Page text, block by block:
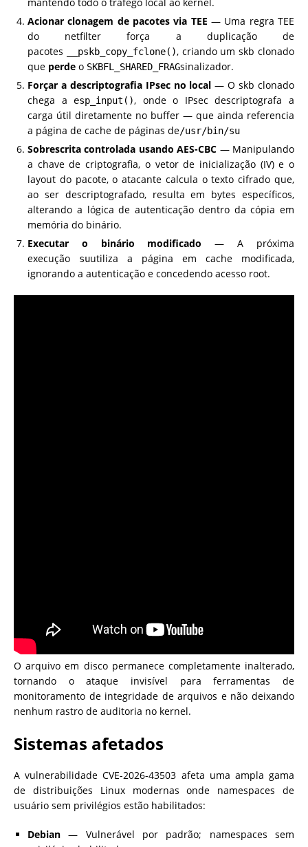
Acionar clonagem de pacotes via TEE — Uma regra TEE
do netfilter força a duplicação de
pacotes
__pskb_copy_fclone(), criando um skb clonado
que perde o SKBFL_SHARED_FRAGsinalizador.
Forçar a descriptografia IPsec no local — O skb clonado
chega a
esp_input(), onde o IPsec descriptografa a
carga útil diretamente no buffer — que ainda referencia
a página de cache de páginas de/usr/bin/su
Sobrescrita controlada usando AES-CBC — Manipulando
a chave de criptografia, o vetor de inicialização (IV) e o
layout do pacote, o atacante calcula o texto cifrado que,
ao ser descriptografado, resulta em bytes específicos,
alterando a lógica de autenticação dentro da cópia em
memória do binário.
Executar o binário modificado — A próxima
execução
suutiliza a página em cache modificada,
ignorando a autenticação e concedendo acesso root.
O arquivo em disco permanece completamente inalterado,
tornando o ataque invisível para ferramentas de
monitoramento de integridade de arquivos e não deixando
nenhum rastro de auditoria no kernel.
Sistemas afetados
A vulnerabilidade CVE-2026-43503 afeta uma ampla gama
de distribuições Linux modernas onde namespaces de
usuário sem privilégios estão habilitados:
Debian — Vulnerável por padrão; namespaces sem